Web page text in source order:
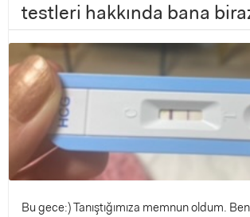
testleri hakkında bana
Bu gece:) Tanıştığımıza memnun oldum.